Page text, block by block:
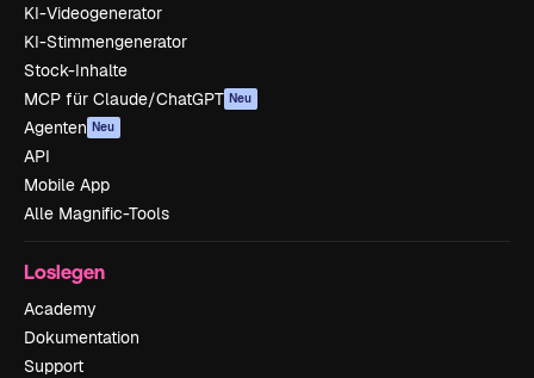
KI-Videogenerator
KI-Stimmengenerator
Stock-Inhalte
MCP für Claude/ChatGPT Neu
Agenten Neu
API
Mobile App
Alle Magnific-Tools
Loslegen
Academy
Dokumentation
Support